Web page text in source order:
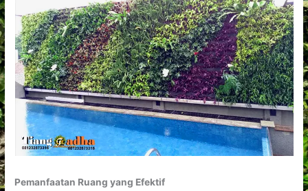
Pemanfaatan Ruang yang Efektif